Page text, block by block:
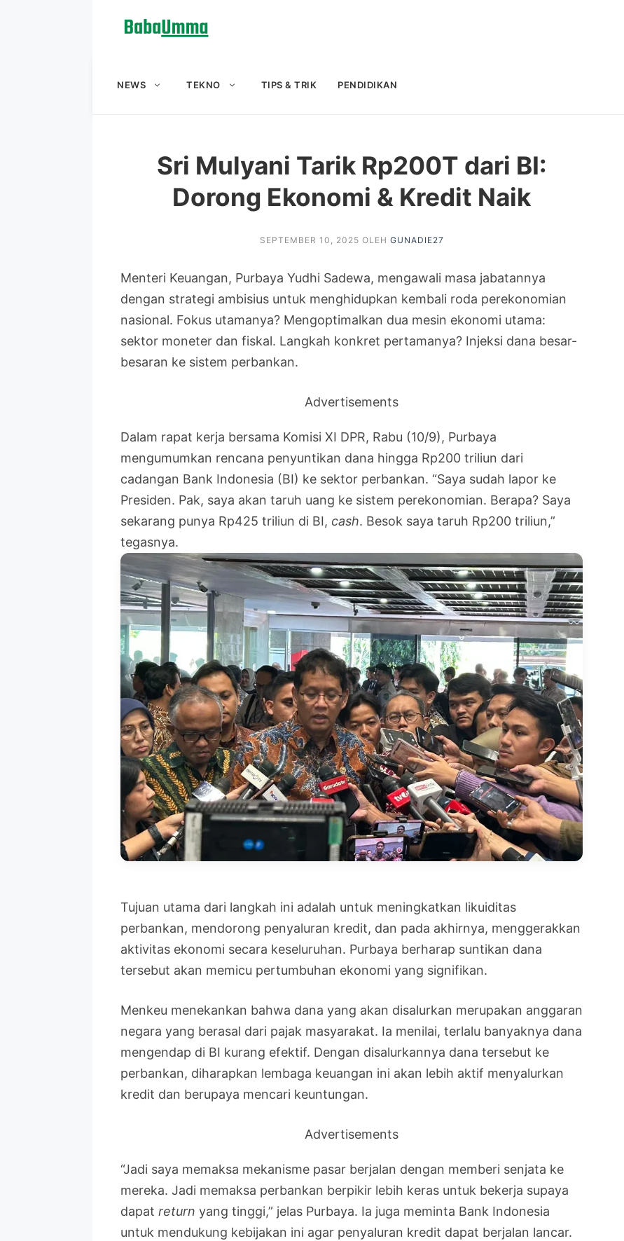
NEWS TEKNO TIPS & TRIK PENDIDIKAN
Sri Mulyani Tarik Rp200T dari BI:
Dorong Ekonomi & Kredit Naik
SEPTEMBER 10, 2025 OLEH GUNADIE27
Menteri Keuangan, Purbaya Yudhi Sadewa, mengawali masa jabatannya
dengan strategi ambisius untuk menghidupkan kembali roda perekonomian
nasional. Fokus utamanya? Mengoptimalkan dua mesin ekonomi utama:
sektor moneter dan fiskal. Langkah konkret pertamanya? Injeksi dana besar-
besaran ke sistem perbankan.
Advertisements
Dalam rapat kerja bersama Komisi XI DPR, Rabu (10/9), Purbaya
mengumumkan rencana penyuntikan dana hingga Rp200 triliun dari
cadangan Bank Indonesia (BI) ke sektor perbankan. “Saya sudah lapor ke
Presiden. Pak, saya akan taruh uang ke sistem perekonomian. Berapa? Saya
sekarang punya Rp425 triliun di BI, cash. Besok saya taruh Rp200 triliun,”
tegasnya.
Tujuan utama dari langkah ini adalah untuk meningkatkan likuiditas
perbankan, mendorong penyaluran kredit, dan pada akhirnya, menggerakkan
aktivitas ekonomi secara keseluruhan. Purbaya berharap suntikan dana
tersebut akan memicu pertumbuhan ekonomi yang signifikan.
Menkeu menekankan bahwa dana yang akan disalurkan merupakan anggaran
negara yang berasal dari pajak masyarakat. Ia menilai, terlalu banyaknya dana
mengendap di BI kurang efektif. Dengan disalurkannya dana tersebut ke
perbankan, diharapkan lembaga keuangan ini akan lebih aktif menyalurkan
kredit dan berupaya mencari keuntungan.
Advertisements
“Jadi saya memaksa mekanisme pasar berjalan dengan memberi senjata ke
mereka. Jadi memaksa perbankan berpikir lebih keras untuk bekerja supaya
dapat return yang tinggi,” jelas Purbaya. Ia juga meminta Bank Indonesia
untuk mendukung kebijakan ini agar penyaluran kredit dapat berjalan lancar.